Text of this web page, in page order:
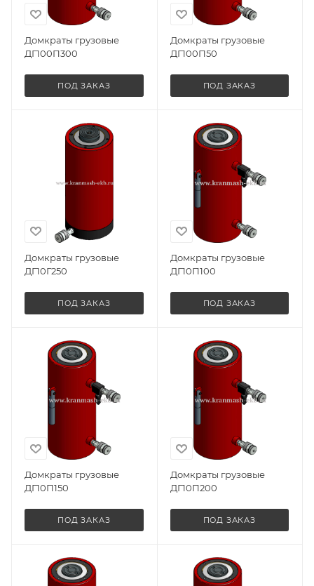
Домкраты грузовые
ДГ100П300
ПОД ЗАКАЗ
Домкраты грузовые
ДГ100П50
ПОД ЗАКАЗ
Домкраты грузовые
ДГ10Г250
ПОД ЗАКАЗ
Домкраты грузовые
ДГ10П100
ПОД ЗАКАЗ
Домкраты грузовые
ДГ10П150
ПОД ЗАКАЗ
Домкраты грузовые
ДГ10П200
ПОД ЗАКАЗ